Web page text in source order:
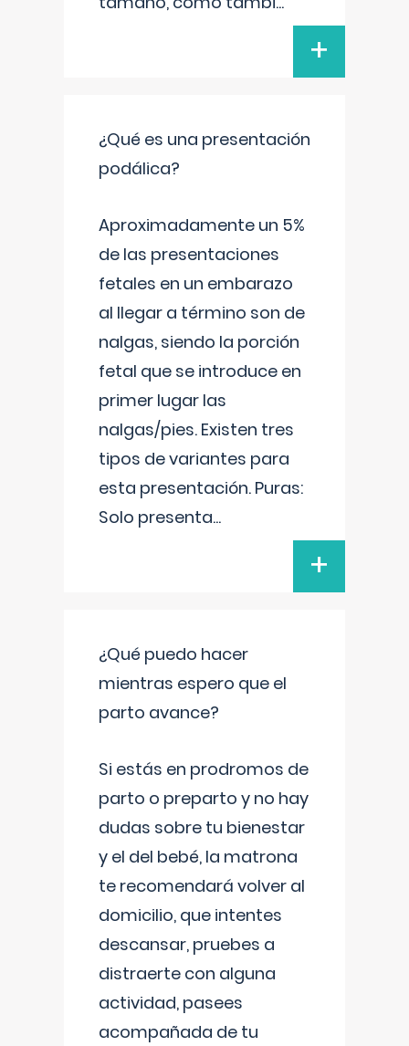
+
¿Qué es una presentación
podálica?
Aproximadamente un 5%
de las presentaciones
fetales en un embarazo
al llegar a término son de
nalgas, siendo la porción
fetal que se introduce en
primer lugar las
nalgas/pies. Existen tres
tipos de variantes para
esta presentación. Puras:
Solo presenta...
+
¿Qué puedo hacer
mientras espero que el
parto avance?
Si estás en prodromos de
parto o preparto y no hay
dudas sobre tu bienestar
y el del bebé, la matrona
te recomendará volver al
domicilio, que intentes
descansar, pruebes a
distraerte con alguna
actividad, pasees
acompañada de tu